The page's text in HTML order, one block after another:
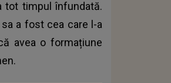
tot timpul înfundată.
a fost cea care l-a
avea o formațiune